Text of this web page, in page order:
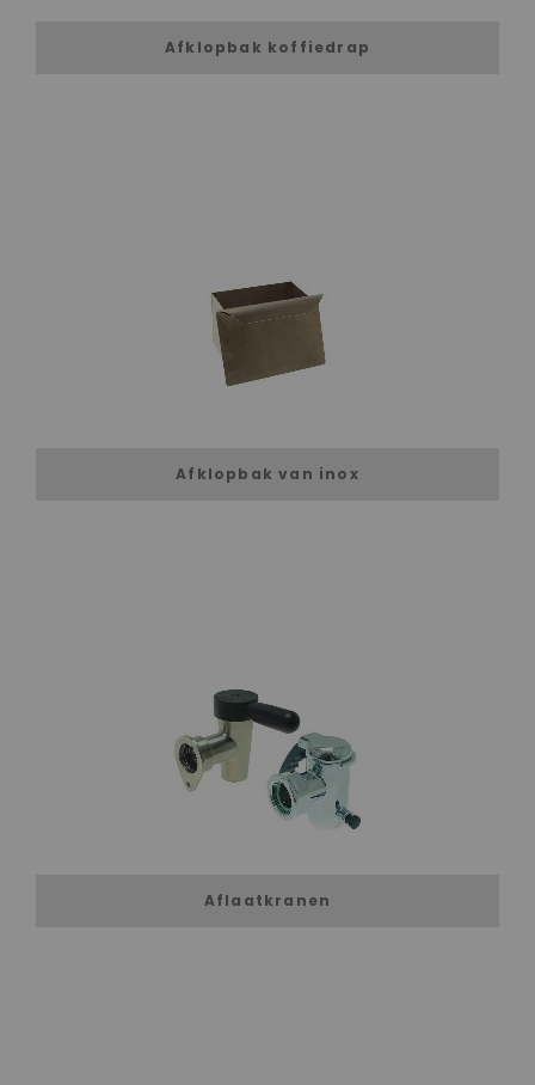
Afklopbak koffiedrap
Afklopbak van inox
Aflaatkranen